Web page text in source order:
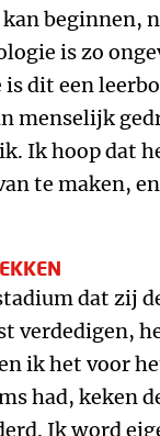
kan beginnen,
is zo
dit een
menselijk
Ik hoop dat
te maken,
dat zij
verdedigen,
ik het voor
had, keken
Ik word